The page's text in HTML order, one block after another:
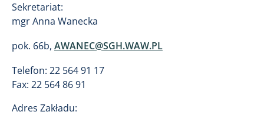
Sekretariat:
mgr Anna Wanecka
pok. 66b, AWANEC@SGH.WAW.PL
Telefon: 22 564 91 17
Fax: 22 564 86 91
Adres Zakładu: